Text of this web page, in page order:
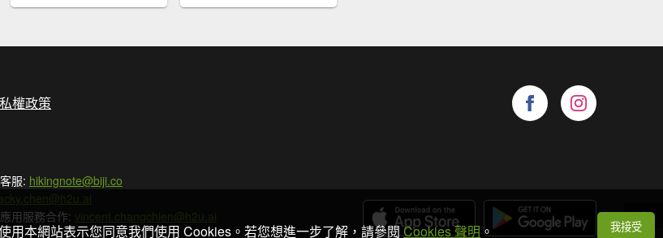
權政策
服: hikingnote@biji.co
用服務合作: vincent.changchien@h2u.ai
用本網站表示您同意我們使用 Cookies。若您想進一步了解，請參閱Cookies 聲明 。 我接受